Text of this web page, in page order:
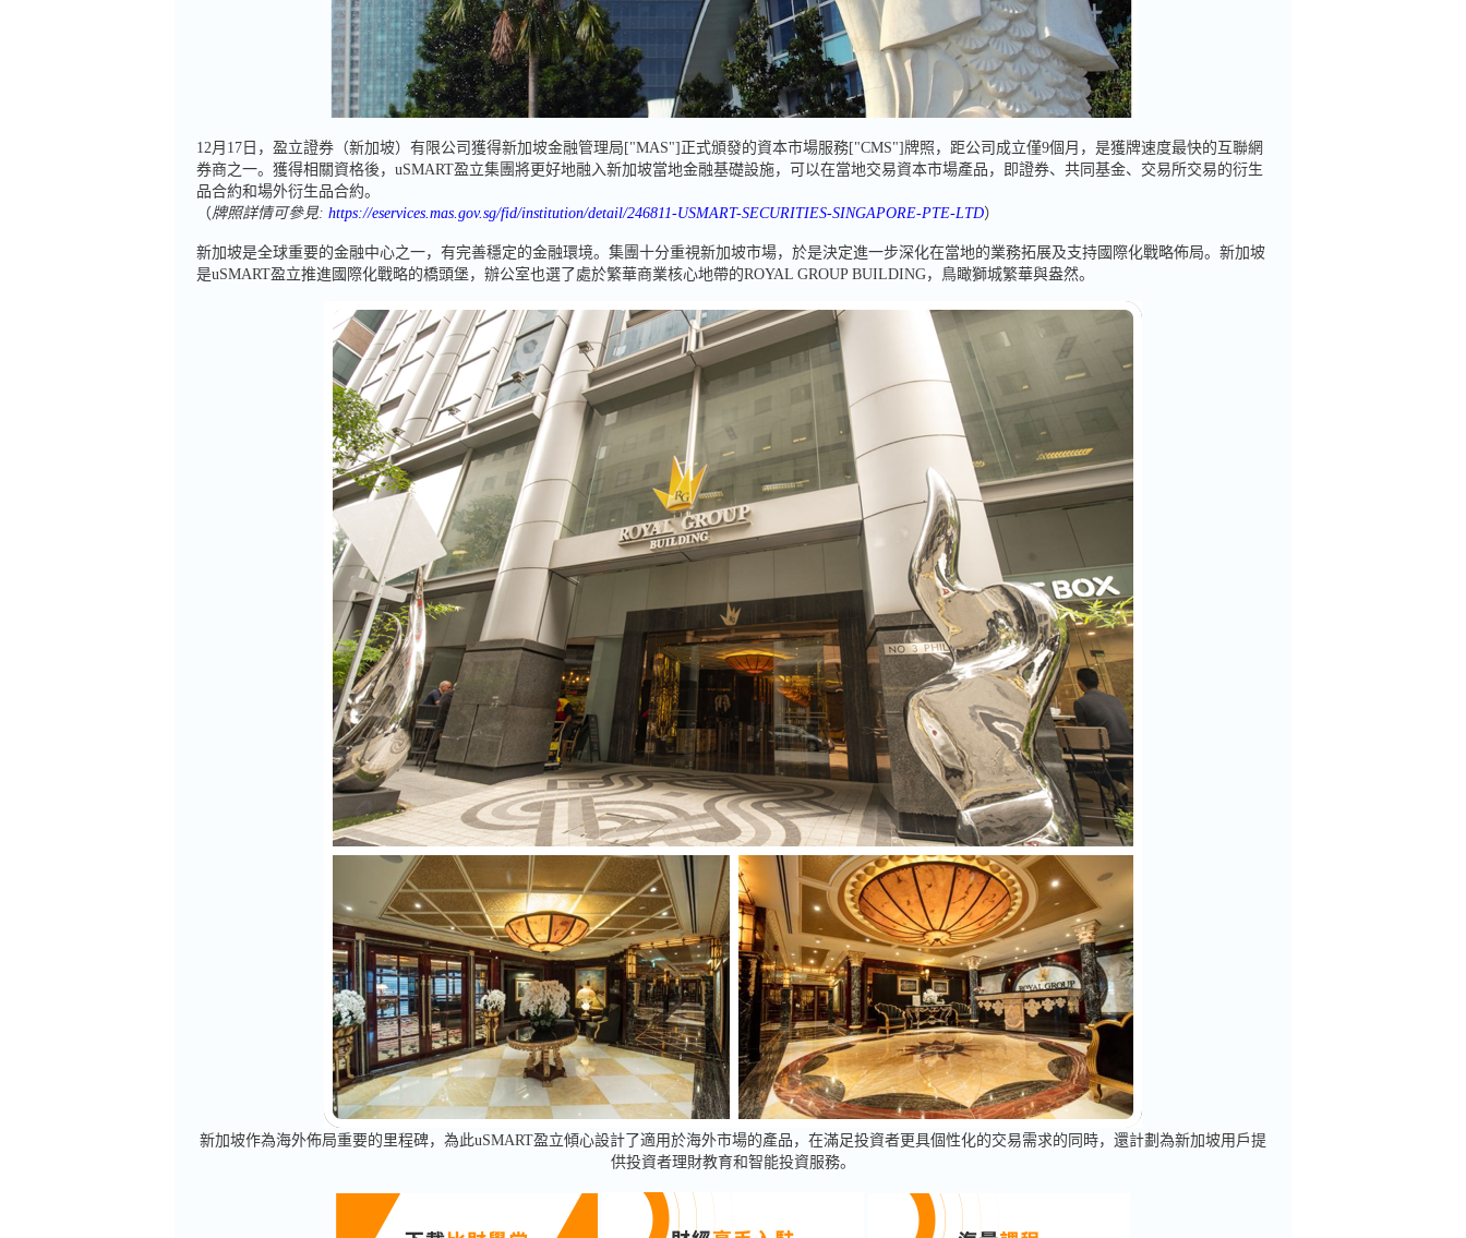
12月17日，盈立證券（新加坡）有限公司獲得新加坡金融管理局["MAS"]正式頒發的資本市場服務["CMS"]牌照，距公司成立僅9個月，是獲牌速度最快的互聯網
券商之一。獲得相關資格後，uSMART盈立集團將更好地融入新加坡當地金融基礎設施，可以在當地交易資本市場產品，即證券、共同基金、交易所交易的衍生
品合約和場外衍生品合約。
（牌照詳情可參見: https://eservices.mas.gov.sg/fid/institution/detail/246811-USMART-SECURITIES-SINGAPORE-PTE-LTD）
新加坡是全球重要的金融中心之一，有完善穩定的金融環境。集團十分重視新加坡市場，於是決定進一步深化在當地的業務拓展及支持國際化戰略佈局。新加坡
是uSMART盈立推進國際化戰略的橋頭堡，辦公室也選了處於繁華商業核心地帶的ROYAL GROUP BUILDING，鳥瞰獅城繁華與盎然。
新加坡作為海外佈局重要的里程碑，為此uSMART盈立傾心設計了適用於海外市場的產品，在滿足投資者更具個性化的交易需求的同時，還計劃為新加坡用戶提
供投資者理財教育和智能投資服務。